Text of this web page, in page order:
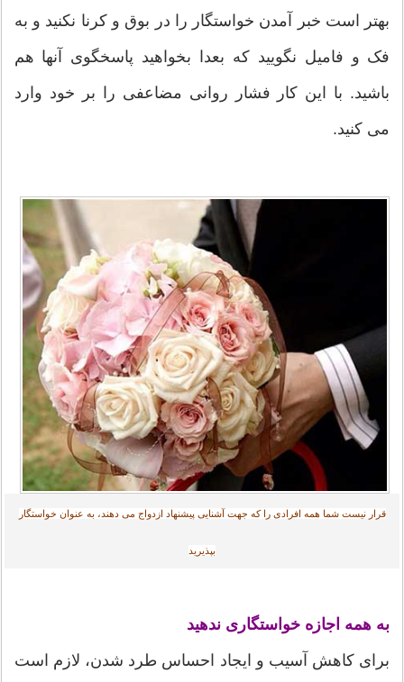
بهتر است خبر آمدن خواستگار را در بوق و کرنا نکنید و به
فک و فامیل نگویید که بعدا بخواهید پاسخگوی آنها هم
باشید. با این کار فشار روانی مضاعفی را بر خود وارد
می کنید.
قرار نیست شما همه افرادی را که جهت آشنایی پیشنهاد ازدواج می دهند، به عنوان خواستگار
بپذیرید
به همه اجازه خواستگاری ندهید
برای کاهش آسیب و ایجاد احساس طرد شدن، لازم است